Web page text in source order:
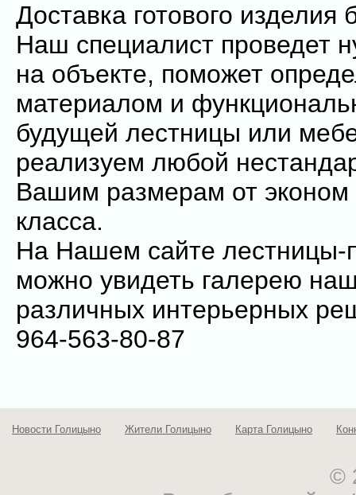
Доставка готового изделия
Наш специалист проведет
на объекте, поможет
материалом и
будущей лестницы или
реализуем любой
Вашим размерам от
класса.
На Нашем сайте лестницы-
можно увидеть галерею
различных интерьерных
964-563-80-87
Новости Голицыно Жители Голицыно Карта Голицыно
©